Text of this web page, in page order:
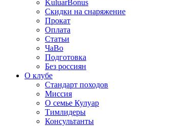
KuluarBonus
Скидки на снаряжение
Прокат
Оплата
Статьи
ЧаВо
Подготовка
Без россиян
О клубе
Стандарт походов
Миссия
О семье Кулуар
Тимлидеры
Консультанты